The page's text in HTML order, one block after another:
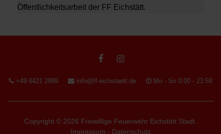
Öffentlichkeitsarbeit der FF Eichstätt.
+49 8421 2889 info@ff-eichstaett.de Mo - So 0:00 - 23:59
Copyright © 2026 Freiwillige Feuerwehr Eichstätt Stadt.
Impressum - Datenschutz